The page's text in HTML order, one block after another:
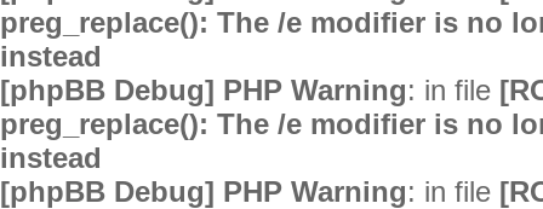
preg_replace(): The /e modifier is no
instead
[phpBB Debug] PHP Warning: in file
preg_replace(): The /e modifier is no
instead
[phpBB Debug] PHP Warning: in file